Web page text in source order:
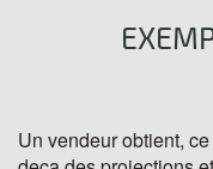
Un vendeur obtient,